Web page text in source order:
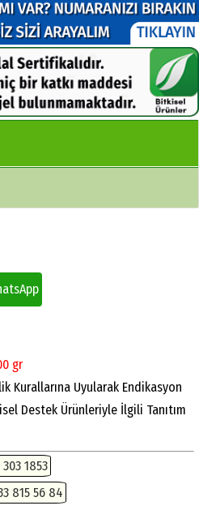
gr
Kurallarına Uyularak Endikasyon
Destek Ürünleriyle İlgili Tanıtım
1853
815 56 84